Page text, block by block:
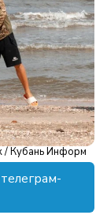
/ Кубань Информ